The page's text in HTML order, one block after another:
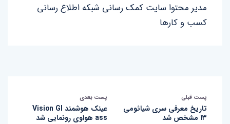
مدیر محتوا سایت کمک رسانی شبکه اطلاع رسانی
کسب و کارها
پست قبلی
تاریخ معرفی سری شیائومی
۱۳ مشخص شد
پست بعدی
عینک هوشمند Vision Gl
ass هواوی رونمایی شد